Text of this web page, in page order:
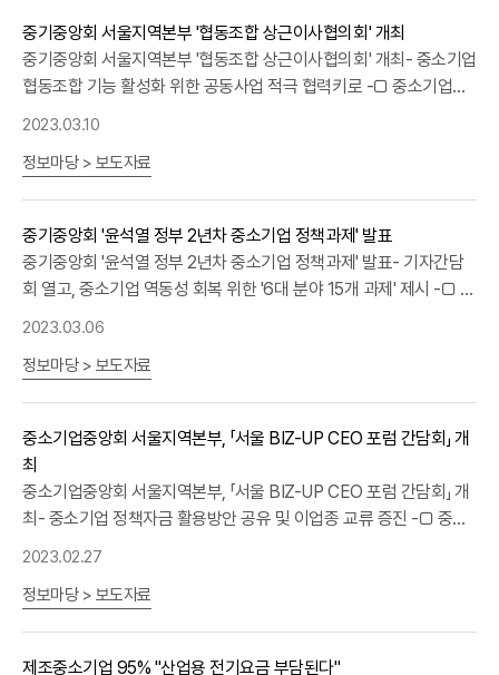
중기중앙회 서울지역본부 '협동조합 상근이사협의회' 개최
중기중앙회 서울지역본부 '협동조합 상근이사협의회' 개최- 중소기업
협동조합 기능 활성화 위한 공동사업 적극 협력키로 -□ 중소기업중
앙회 서울지역본부(본부장 장윤성)는 3.10(금) 서울 상암동 중소기
서울경인가구공업협동조합 장영진 상근이사) 간담회'를 개최했다고
협동조합 공동사업, 조합 간 협업사업에 적극 참여하기로 했다. ㅇ 아
울러 △조합추천 수의계약 △소기업 공동사업 우선구매 △ 납품단가
연동제 등 중소기업 판로 확대를 위한 제도에 회원 조합원사 참여를
적극 독려키로 의견을 모았다. □ 장영진 서울지역 중소기업협동조합
상근이사협의회장은 “본격적인 엔데믹 시대를 맞아 협동조합의 역할
이 어느 때보다 강조되는 시점”이라며, “조합 활성화와 조합원사의
안정적 성장 두 마리 토끼를 잡기 위해 상근이사들 간 정보 교류와 소
통‧협력에 최선을 다하겠다”고 말했다. □ 한편, 서울지역 협동조합
상근이사협의회는 중소기업협동조합 애로 해소를 통한 협동조합 공
동이익 실현을 위해 1975년에 설립‧운영되고 있다. 끝.
2023.03.10
정보마당 > 보도자료
중기중앙회 '윤석열 정부 2년차 중소기업 정책과제' 발표
중기중앙회 '윤석열 정부 2년차 중소기업 정책과제' 발표- 기자간담
회 열고, 중소기업 역동성 회복 위한 '6대 분야 15개 과제' 제시 -□ 중
소기업중앙회(회장 김기문)는 3.6(월) 여의도 중기중앙회에서 기자
다. □ 먼저, 중기중앙회는 지난 2.17~28일 중소기업 500개사를 대
는 응답이 70.6%(만족 49.0%+매우 만족 21.6%)로 '불만족'
29.4%(불만족 23.6+매우 불만족 5.8%)를 크게 상회했다. - 정부가
가장 잘한 중소기업 정책(복수응답)으로는 △근로시간 유연화 등 노
동개혁 원칙 수립(57.0%)을 첫 손으로 꼽으며, 이어 △납품단가연
동제 법제화 등 제값받기 환경조성(44.2%) △기업을 힘들게 하는 규
제개선 노력(30.2%) 등 순으로 응답했다. ㅇ 한국경제가 당면한 최
우선 해결과제로는 △경직된 노동시장(34.0%) △저출산‧고령화 심
화(20.8%) △과도한 규제(19.4%)를, - 중소기업의 당면 애로사항
(복수응답)으로는 △원자재 가격 인상(47.0%) △인력난 심화
2023.03.06
정보마당 > 보도자료
중소기업중앙회 서울지역본부, 「서울 BIZ-UP CEO 포럼 간담회」 개
최
중소기업중앙회 서울지역본부, 「서울 BIZ-UP CEO 포럼 간담회」 개
최- 중소기업 정책자금 활용방안 공유 및 이업종 교류 증진 -□ 중소
기업중앙회 서울지역본부(지역본부장 장윤성)는 27일(월) 중소기업
제'를 공유하기 위해 「서울 BIZ-UP CEO 포럼 간담회」를 개최했다고
2023.02.27
정보마당 > 보도자료
제조중소기업 95% "산업용 전기요금 부담된다"